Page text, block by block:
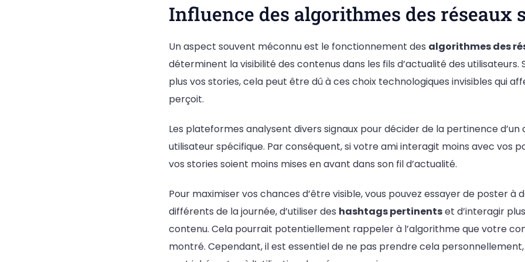
Influence des algorithmes des réseaux
Un aspect souvent méconnu est le fonctionnement des algorithmes des
déterminent la visibilité des contenus dans les fils d’actualité des utilisateurs.
plus vos stories, cela peut être dû à ces choix technologiques invisibles qui
perçoit.
Les plateformes analysent divers signaux pour décider de la pertinence d’un
utilisateur spécifique. Par conséquent, si votre ami interagit moins avec vos
vos stories soient moins mises en avant dans son fil d’actualité.
Pour maximiser vos chances d’être visible, vous pouvez essayer de poster à
différents de la journée, d’utiliser des hashtags pertinentset d’interagir
contenu. Cela pourrait potentiellement rappeler à l’algorithme que votre
montré. Cependant, il est essentiel de ne pas prendre cela